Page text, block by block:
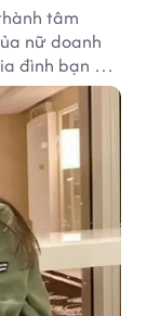
tâm
nữ doanh
đình bạn gái
trên mạng